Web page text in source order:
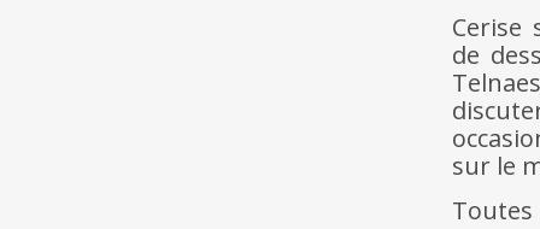
Cerise
de
sur le
Toutes